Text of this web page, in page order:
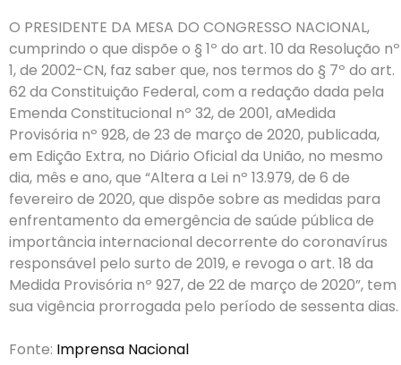
O PRESIDENTE DA MESA DO CONGRESSO NACIONAL,
cumprindo o que dispõe o § 1º do art. 10 da Resolução nº
1, de 2002-CN, faz saber que, nos termos do § 7º do art.
62 da Constituição Federal, com a redação dada pela
Emenda Constitucional nº 32, de 2001, aMedida
Provisória nº 928, de 23 de março de 2020, publicada,
em Edição Extra, no Diário Oficial da União, no mesmo
dia, mês e ano, que “Altera a Lei nº 13.979, de 6 de
fevereiro de 2020, que dispõe sobre as medidas para
enfrentamento da emergência de saúde pública de
importância internacional decorrente do coronavírus
responsável pelo surto de 2019, e revoga o art. 18 da
Medida Provisória nº 927, de 22 de março de 2020”, tem
sua vigência prorrogada pelo período de sessenta dias.
Fonte: Imprensa Nacional